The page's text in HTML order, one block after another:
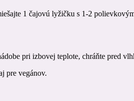
1 čajovú lyžičku s 1-2
pri izbovej teplote, chráňte pred
pre vegánov.